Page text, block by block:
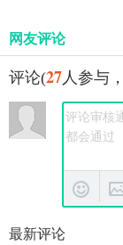
网友评论
评论(27人参与，
最新评论